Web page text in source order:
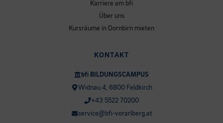
Karriere am bfi
Über uns
Kursräume in Dornbirn mieten
KONTAKT
bfi BILDUNGSCAMPUS
Widnau 4, 6800 Feldkirch
+43 5522 70200
service@bfi-vorarlberg.at